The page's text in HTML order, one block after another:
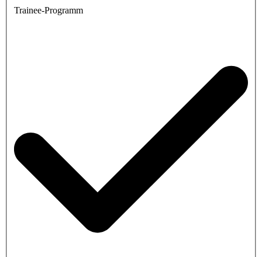
Trainee-Programm